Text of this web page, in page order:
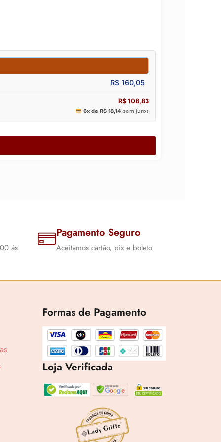
ás
Pagamento Seguro
Aceitamos cartão, pix e boleto
Formas de Pagamento
Loja Verificada